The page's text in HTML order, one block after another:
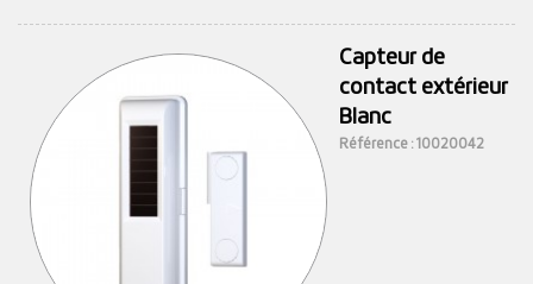
Capteur de
contact extérieur
Blanc
Référence : 10020042